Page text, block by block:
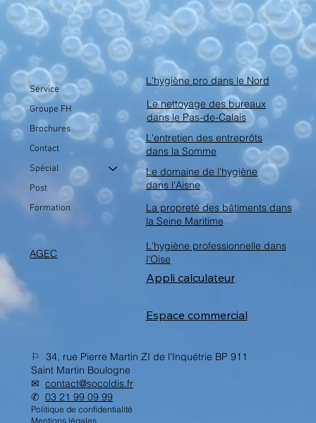
Service
Groupe FH
Brochures
Contact
Spécial
Post
Formation
AGEC
L'hygiène pro dans le Nord
Le nettoyage des bureaux
dans le Pas-de-Calais
L'entretien des entreprôts
dans la Somme
Le domaine de l'hygiène
dans l'Aisne
La propreté des bâtiments dans
la Seine Maritime
L'hygiène professionnelle dans
l'Oise
Espace commercial
Appli calculateur
⚐ 34, rue Pierre Martin ZI de l'Inquétrie BP 911
Saint Martin Boulogne
✉︎ contact@socoldis.fr
✆ 03 21 99 09 99
Politique de confidentialité
Mentions légales